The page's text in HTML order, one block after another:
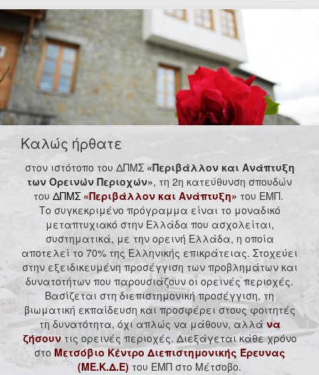
Καλώς ήρθατε
στον ιστότοπο του ΔΠΜΣ «Περιβάλλον και Ανάπτυξη
των Ορεινών Περιοχών», τη 2η κατεύθυνση σπουδών
του ΔΠΜΣ «Περιβάλλον και Ανάπτυξη» του ΕΜΠ.
Το συγκεκριμένο πρόγραμμα είναι το μοναδικό
μεταπτυχιακό στην Ελλάδα που ασχολείται,
συστηματικά, με την ορεινή Ελλάδα, η οποία
αποτελεί το 70% της Ελληνικής επικράτειας. Στοχεύει
στην εξειδικευμένη προσέγγιση των προβλημάτων και
δυνατοτήτων που παρουσιάζουν οι ορεινές περιοχές.
Βασίζεται στη διεπιστημονική προσέγγιση, τη
βιωματική εκπαίδευση και προσφέρει στους φοιτητές
τη δυνατότητα, όχι απλώς να μάθουν, αλλά να
ζήσουντις ορεινές περιοχές. Διεξάγεται κάθε χρόνο
στο Μετσόβιο Κέντρο Διεπιστημονικής Έρευνας
(ΜΕ.Κ.Δ.Ε) του ΕΜΠ στο Μέτσοβο.